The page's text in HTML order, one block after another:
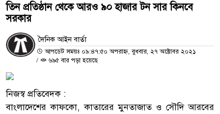
তিন প্রতিষ্ঠান থেকে আরও ৯০ হাজার টন সার কিনবে
সরকার
দৈনিক আইন বার্তা
আপডেট সময়ঃ ০৯:৪৭:৫০ অপরাহ্ন, বুধবার, ২৭ অক্টোবর ২০২১
/
৬৯৫ বার পড়া হয়েছে
নিজস্ব প্রতিবেদক :
বাংলাদেশের কাফকো, কাতারের মুনতাজাত ও সৌদি আরবের